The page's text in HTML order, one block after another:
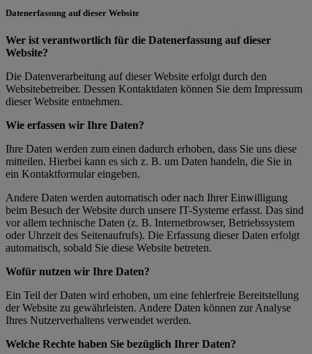
Datenerfassung auf dieser Website
Wer ist verantwortlich für die Datenerfassung auf dieser
Website?
Die Datenverarbeitung auf dieser Website erfolgt durch den
Websitebetreiber. Dessen Kontaktdaten können Sie dem Impressum
dieser Website entnehmen.
Wie erfassen wir Ihre Daten?
Ihre Daten werden zum einen dadurch erhoben, dass Sie uns diese
mitteilen. Hierbei kann es sich z. B. um Daten handeln, die Sie in
ein Kontaktformular eingeben.
Andere Daten werden automatisch oder nach Ihrer Einwilligung
beim Besuch der Website durch unsere IT-Systeme erfasst. Das sind
vor allem technische Daten (z. B. Internetbrowser, Betriebssystem
oder Uhrzeit des Seitenaufrufs). Die Erfassung dieser Daten erfolgt
automatisch, sobald Sie diese Website betreten.
Wofür nutzen wir Ihre Daten?
Ein Teil der Daten wird erhoben, um eine fehlerfreie Bereitstellung
der Website zu gewährleisten. Andere Daten können zur Analyse
Ihres Nutzerverhaltens verwendet werden.
Welche Rechte haben Sie bezüglich Ihrer Daten?